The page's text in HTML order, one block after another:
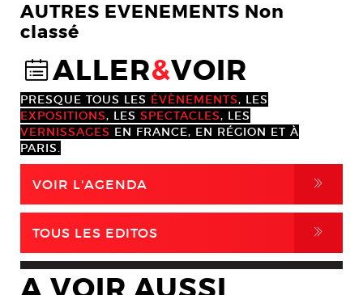
AUTRES EVENEMENTS Non
classé
@ALLER&VOIR
PRESQUE TOUS LES ÉVÈNEMENTS, LES
EXPOSITIONS, LES SPECTACLES, LES
VERNISSAGES EN FRANCE, EN RÉGION ET À
PARIS.
VOIR L'AGENDA ,
TOUS LES EDITOS ,